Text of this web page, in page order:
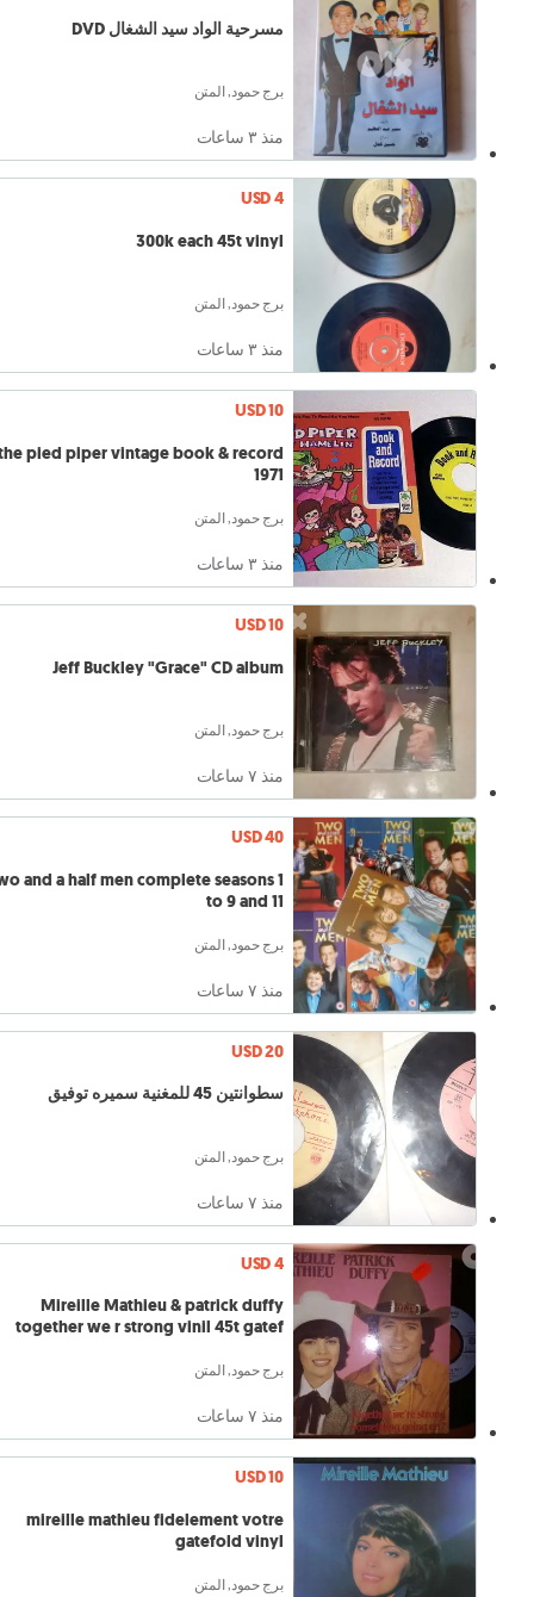
مسرحية الواد سيد الشغال DVD
برج حمود, المتن
منذ ٣ ساعات
USD 4
300k each 45t vinyl
برج حمود, المتن
منذ ٣ ساعات
USD 10
pied piper vintage book & record
1971
برج حمود, المتن
منذ ٣ ساعات
USD 10
Jeff Buckley "Grace" CD album
برج حمود, المتن
منذ ٧ ساعات
USD 40
and a half men complete seasons 1
to 9 and 11
برج حمود, المتن
منذ ٧ ساعات
USD 20
سطوانتين 45 للمغنية سميره توفيق
برج حمود, المتن
منذ ٧ ساعات
USD 4
Mireille Mathieu & patrick duffy
together we r strong vinil 45t gatef
برج حمود, المتن
منذ ٧ ساعات
USD 10
mireille mathieu fidelement votre
gatefold vinyl
برج حمود, المتن